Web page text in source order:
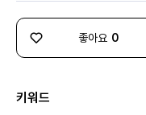
좋아요 0
키워드